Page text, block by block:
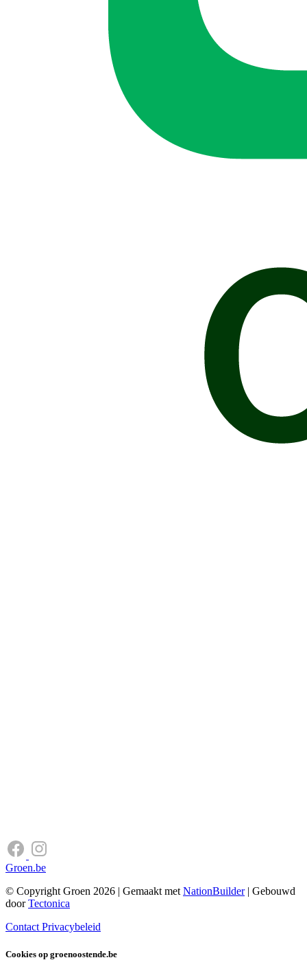
Groen.be
© Copyright Groen 2026 | Gemaakt metNationBuilder| Gebouwd
doorTectonica
ContactPrivacybeleid
Cookies op groenoostende.be